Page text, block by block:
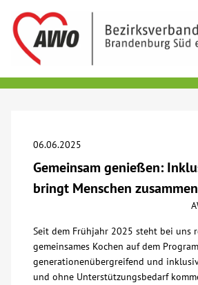
Menschen mit Behinderung
Begegnung
06.06.2025
Gemeinsam genießen:
bringt Menschen zusammen
Seit dem Frühjahr 2025 steht bei uns
gemeinsames Kochen auf dem
generationenübergreifend und
und ohne Unterstützungsbedarf